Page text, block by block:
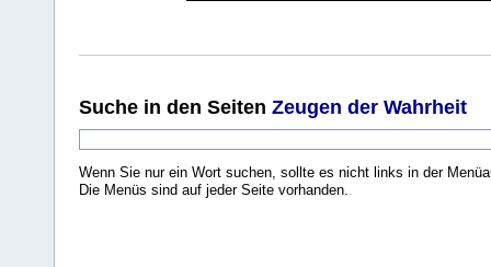
Suche in den Seiten Zeugen der Wahrheit
Wenn Sie nur ein Wort suchen, sollte es nicht links in der
Die Menüs sind auf jeder Seite vorhanden..